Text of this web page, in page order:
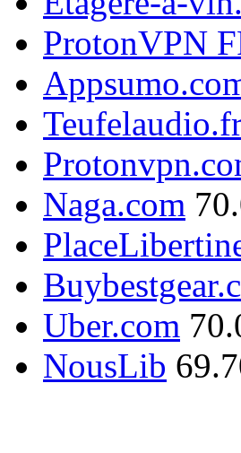
ProtonVPN
Naga.com
Uber.com
NousLib